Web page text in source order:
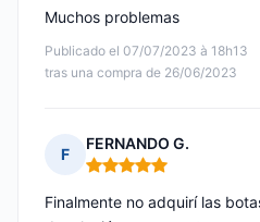
Publicado el 07/07/2023 à 18h13
tras una compra de 26/06/2023
Muchos problemas
F
FERNANDO G.
Nota: 5 de 5
Finalmente no adquirí las